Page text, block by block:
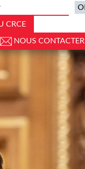
CRCE
NOUS CONTACTER